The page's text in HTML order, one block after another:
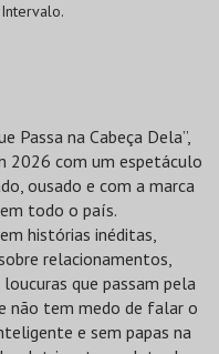
Passa na Cabeça Dela”,
2026 com um espetáculo
ousado e com a marca
todo o país.
histórias inéditas,
relacionamentos,
que passam pela
não tem medo de falar o
e sem papas na